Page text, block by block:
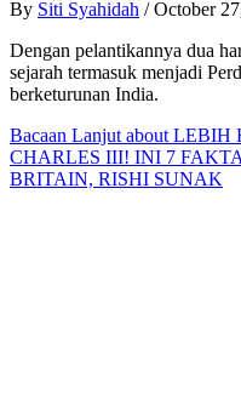
By Siti Syahidah / October
Dengan pelantikannya dua
sejarah termasuk menjadi
berketurunan India.
Bacaan Lanjut about LEBIH
CHARLES III! INI 7
BRITAIN, RISHI SUNAK